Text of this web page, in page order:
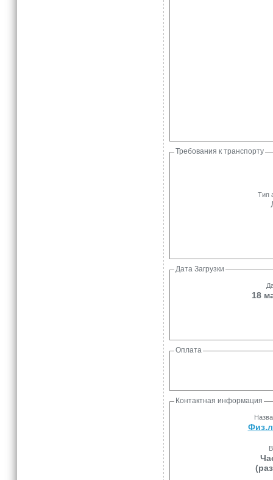
Требования к транспорту
Тип
Дата Загрузки
18
Оплата
Контактная информация